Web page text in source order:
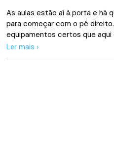
As aulas estão aí à porta e há
para começar com o pé
equipamentos certos que aqui
Ler mais ›